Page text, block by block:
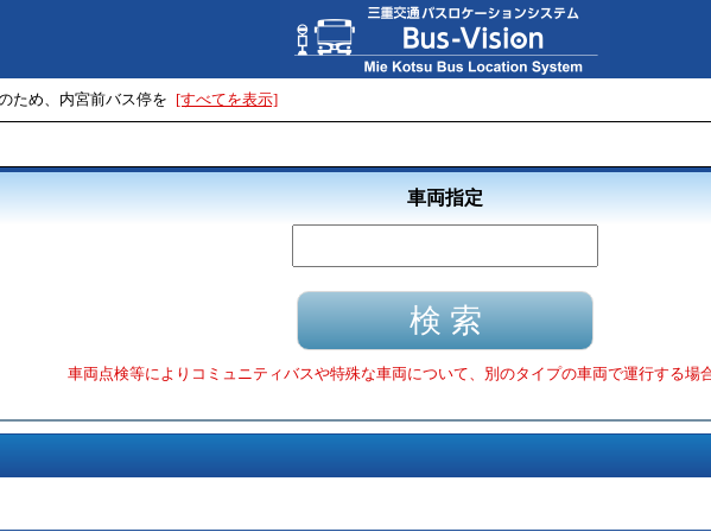
ため、内宮前バス停を [すべてを表示]
車両指定
車両点検等によりコミュニティバスや特殊な車両について、別のタイプの車両で運行する場